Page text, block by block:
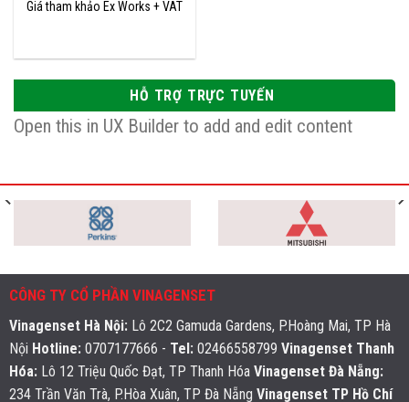
HỖ TRỢ TRỰC TUYẾN
Open this in UX Builder to add and edit content
CÔNG TY CỔ PHẦN VINAGENSET
Vinagenset Hà Nội: Lô 2C2 Gamuda Gardens, P.Hoàng Mai, TP Hà
Nội Hotline: 0707177666 - Tel:02466558799 Vinagenset Thanh
Hóa: Lô 12 Triệu Quốc Đạt, TP Thanh Hóa Vinagenset Đà Nẵng:
234 Trần Văn Trà, P.Hòa Xuân, TP Đà Nẵng Vinagenset TP Hồ Chí